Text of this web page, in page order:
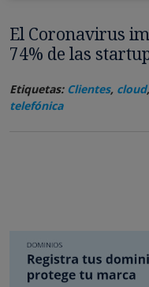
El Coronavirus
74% de las
Etiquetas: Clientes, cloud,
telefónica